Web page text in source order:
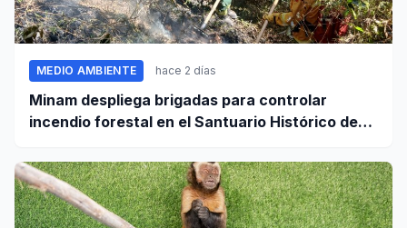
MEDIO AMBIENTE hace 2 días
Minam despliega brigadas para controlar
incendio forestal en el Santuario Histórico de